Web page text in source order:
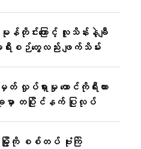
တိုင်းကြောင့် လူသိန်းနဲ့ချီ
ခရီးစဉ်တွေလည်း ဖျက်သိမ်း
လှုပ်ရှားမှု တောင်ကိုရီးယား
မှာ တပြိုင်နက် ပြုလုပ်
မြို့ကို စစ်တပ် ဗုံးကြဲ